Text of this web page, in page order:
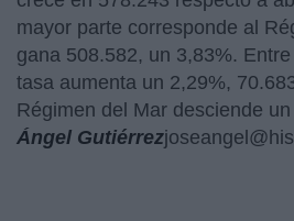
mayor parte corresponde al
gana 508.582, un 3,83%.
tasa aumenta un 2,29%,
Régimen del Mar desciende
Ángel Gutiérrez